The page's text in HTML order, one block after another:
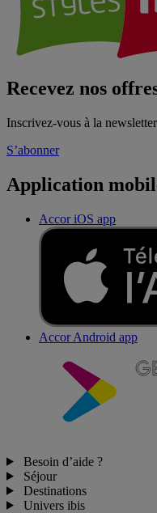
Recevez nos
Inscrivez-vous à la
S’abonner
Application
Accor iOS app
Accor Android app
Besoin d’aide ?
Séjour
Destinations
Univers ibis